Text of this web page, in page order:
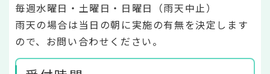
毎週水曜日・土曜日・日曜日（雨天中止）
雨天の場合は当日の朝に実施の有無を決定します
ので、お問い合わせください。